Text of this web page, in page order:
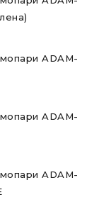
ADAM-
ADAM-
ADAM-